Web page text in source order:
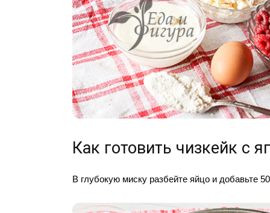
Как готовить чизкейк с
В глубокую миску разбейте яйцо и добавьте 50